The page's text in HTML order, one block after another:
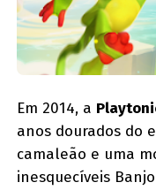
Em 2014, a
anos dourados do
camaleão e uma
inesquecíveis